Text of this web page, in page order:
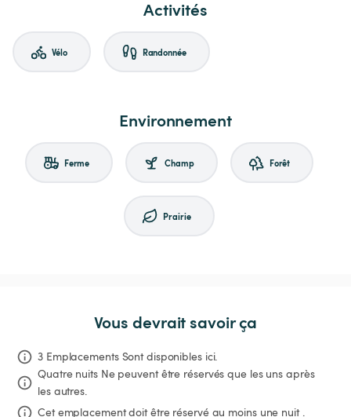
Activités
Vélo Randonnée
Environnement
Ferme Champ Forêt
Prairie
Vous devrait savoir ça
3 Emplacements Sont disponibles ici.
Quatre nuits Ne peuvent être réservés que les uns après
les autres.
Cet emplacement doit être réservé au moins une nuit .